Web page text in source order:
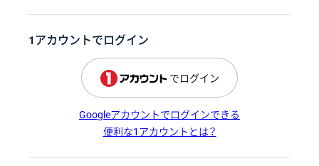
1アカウントでログイン
でログイン
Googleアカウントでログインできる
便利な1アカウントとは？